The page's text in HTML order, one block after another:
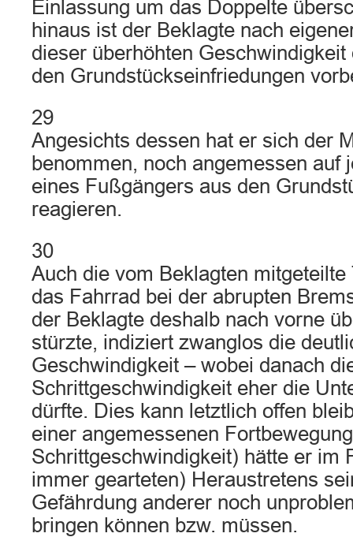
Einlassung um das Doppelte
hinaus ist der Beklagte nach
dieser überhöhten
den Grundstückseinfriedungen
29
Angesichts dessen hat er sich der
benommen, noch angemessen auf
eines Fußgängers aus den
reagieren.
30
Auch die vom Beklagten mitgeteilte
das Fahrrad bei der abrupten
der Beklagte deshalb nach vorne
stürzte, indiziert zwanglos die
Geschwindigkeit – wobei danach
Schrittgeschwindigkeit eher die
dürfte. Dies kann letztlich offen
einer angemessenen
Schrittgeschwindigkeit) hätte er im
immer gearteten) Heraustretens
Gefährdung anderer noch
bringen können bzw. müssen.